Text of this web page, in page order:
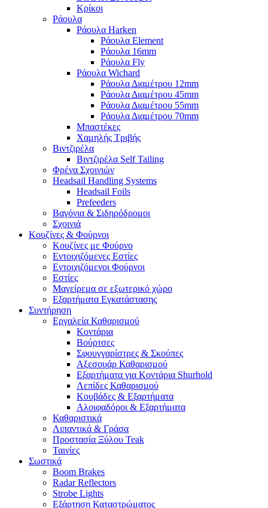
Κρίκοι
Ράουλα
Ράουλα Harken
Ράουλα Element
Ράουλα 16mm
Ράουλα Fly
Ράουλα Wichard
Ράουλα Διαμέτρου 12mm
Ράουλα Διαμέτρου 45mm
Ράουλα Διαμέτρου 55mm
Ράουλα Διαμέτρου 70mm
Μπαστέκες
Χαμηλής Τριβής
Βιντζιρέλα
Βιντζιρέλα Self Tailing
Φρένα Σχοινιών
Headsail Handling Systems
Headsail Foils
Prefeeders
Βαγόνια & Σιδηρόδρομοι
Σχοινιά
Κουζίνες & Φούρνοι
Κουζίνες με Φούρνο
Εντοιχιζόμενες Εστίες
Εντοιχιζόμενοι Φούρνοι
Εστίες
Μαγείρεμα σε εξωτερικό χώρο
Εξαρτήματα Εγκατάστασης
Συντήρηση
Εργαλεία Καθαρισμού
Κοντάρια
Βούρτσες
Σφουγγαρίστρες & Σκούπες
Αξεσουάρ Καθαρισμού
Εξαρτήματα για Κοντάρια Shurhold
Λεπίδες Καθαρισμού
Κουβάδες & Εξαρτήματα
Αλοιφαδόροι & Εξαρτήματα
Καθαριστικά
Λιπαντικά & Γράσα
Προστασία Ξύλου Teak
Ταινίες
Σωστικά
Boom Brakes
Radar Reflectors
Strobe Lights
Εξάρτηση Καταστρώματος